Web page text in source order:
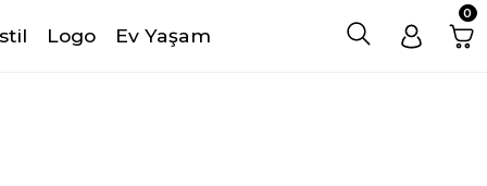
Logo Ev Yaşam
0